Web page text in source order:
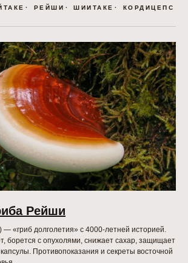
РЕЙШИ ШИИТАКЕ КОРДИЦЕПС
Рейши
«гриб долголетия» с 4000-летней историей.
борется с опухолями, снижает сахар, защищает
Противопоказания и секреты восточной
Траметес
Дождевик
Шиитаке
Лисичка
Чага
Рейши
Метайке
Пользовательское